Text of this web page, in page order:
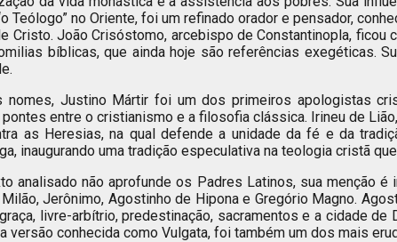
Teólogo” no Oriente, foi um refinado orador e pensador,
Cristo. João Crisóstomo, arcebispo de Constantinopla,
bíblicas, que ainda hoje são referências exegéticas.
nomes, Justino Mártir foi um dos primeiros apologistas
entre o cristianismo e a filosofia clássica. Irineu de
as Heresias, na qual defende a unidade da fé e da
inaugurando uma tradição especulativa na teologia cristã
analisado não aprofunde os Padres Latinos, sua menção
Jerônimo, Agostinho de Hipona e Gregório Magno.
livre-arbítrio, predestinação, sacramentos e a cidade
versão conhecida como Vulgata, foi também um dos mais